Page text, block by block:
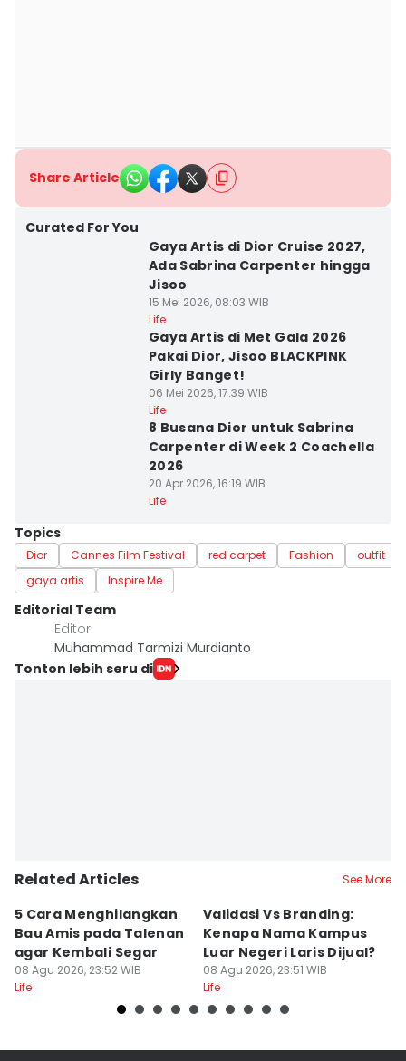
Share Article
Curated For You
Gaya Artis di Dior Cruise 2027,
Ada Sabrina Carpenter hingga
Jisoo
15 Mei 2026, 08:03 WIB
Life
Gaya Artis di Met Gala 2026
Pakai Dior, Jisoo BLACKPINK
Girly Banget!
06 Mei 2026, 17:39 WIB
Life
8 Busana Dior untuk Sabrina
Carpenter di Week 2 Coachella
2026
20 Apr 2026, 16:19 WIB
Life
Topics
Dior Cannes Film Festival red carpet Fashion
outfit
gaya artis
Inspire Me
Editorial Team
Editor
Muhammad Tarmizi Murdianto
Tonton lebih seru di
Related Articles See More
5 Cara Menghilangkan
Bau Amis pada Talenan
agar Kembali Segar
08 Agu 2026, 23:52 WIB
Life
Validasi Vs Branding:
Kenapa Nama Kampus
Luar Negeri Laris Dijual?
08 Agu 2026, 23:51 WIB
Life